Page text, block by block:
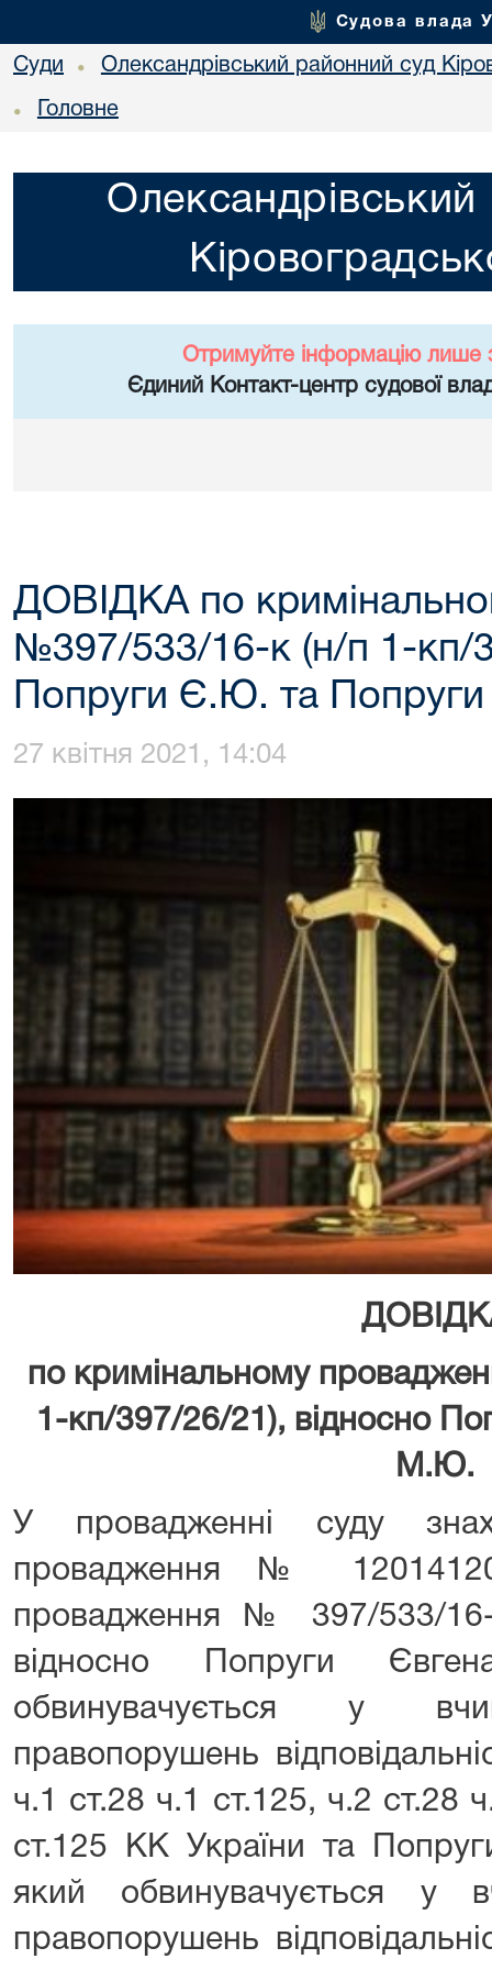
Судова влада
Суди • Олександрівський районний суд
• Головне
Отримуйте інформацію лише
Єдиний Контакт-центр судової
ДОВІДКА по
№397/533/16-к (н/п 1-кп/
Попруги Є.Ю. та
27 квітня 2021, 14:04
по кримінальному
1-кп/397/26/21), відносно
М.Ю.
У провадженні суду
провадження №
провадження № 397/533/
відносно Попруги
обвинувачується у
правопорушень
ч.1 ст.28 ч.1 ст.125, ч.2 ст.28
ст.125 КК України та
який обвинувачується у
правопорушень